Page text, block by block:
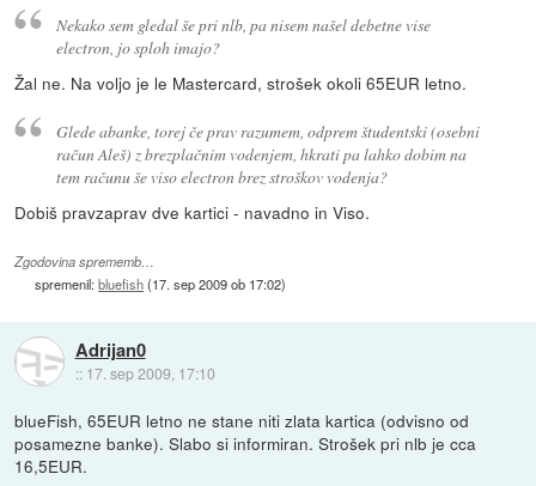
Nekako sem gledal še pri nlb, pa nisem našel debetne vise
electron, jo sploh imajo?
Žal ne. Na voljo je le Mastercard, strošek okoli 65EUR letno.
Glede abanke, torej če prav razumem, odprem študentski (osebni
račun Aleš) z brezplačnim vodenjem, hkrati pa lahko dobim na
tem računu še viso electron brez stroškov vodenja?
Dobiš pravzaprav dve kartici - navadno in Viso.
Zgodovina sprememb…
spremenil:bluefish(17. sep 2009 ob 17:02)
Adrijan0
:: 17. sep 2009, 17:10
blueFish, 65EUR letno ne stane niti zlata kartica (odvisno od
posamezne banke). Slabo si informiran. Strošek pri nlb je cca
16,5EUR.